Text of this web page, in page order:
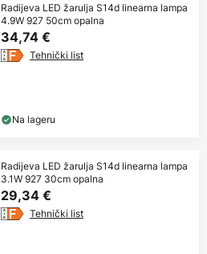
Radijeva LED žarulja S14d linearna lampa
4.9W 927 50cm opalna
34,74 €
Tehnički list
Na lageru
Radijeva LED žarulja S14d linearna lampa
3.1W 927 30cm opalna
29,34 €
Tehnički list